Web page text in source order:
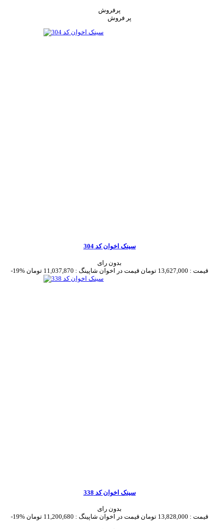
پرفروش
سینک اخوان کد 304
بدون رای
-19%
قیمت : 13,627,000 تومان قیمت در اخوان شاپینگ : 11,037,870 تومان
سینک اخوان کد 338
بدون رای
-19%
قیمت : 13,828,000 تومان قیمت در اخوان شاپینگ : 11,200,680 تومان